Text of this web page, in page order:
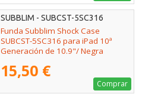
SUBBLIM - SUBCST-5SC316
Funda Subblim Shock Case
SUBCST-5SC316 para iPad 10ª
Generación de 10.9"/ Negra
15,50 €
Comprar